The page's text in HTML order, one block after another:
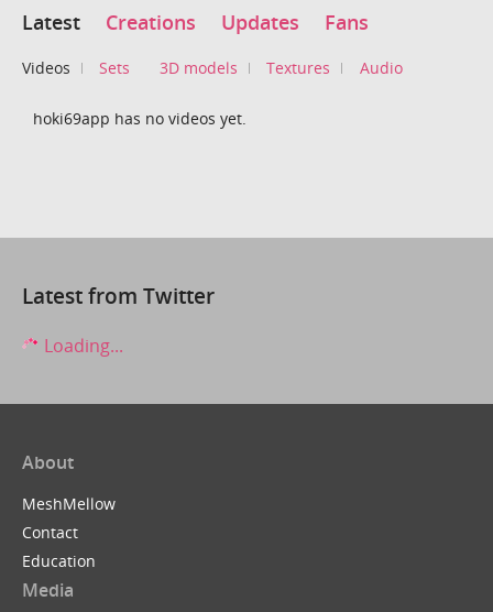
Latest Creations Updates Fans
Videos Sets 3D models Textures Audio
hoki69app has no videos yet.
Latest from Twitter
Loading...
About
MeshMellow
Contact
Education
Media